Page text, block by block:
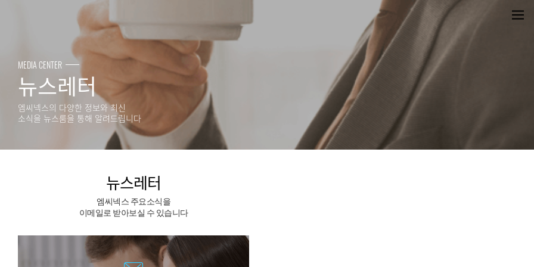
MEDIA CENTER
뉴스레터
엠씨넥스의 다양한 정보와 최신
소식을 뉴스룸을 통해 알려드립니다
뉴스레터
엠씨넥스 주요소식을
이메일로 받아보실 수 있습니다